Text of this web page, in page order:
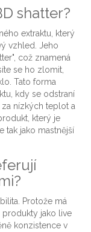
shatter?
extraktu, který
vzhled
Jeho
což znamená
se ho zlomit,
Tato forma
kdy se odstraní
nízkých teplot a
který je
tak jako mastnější
Protože má
produkty jako live
konzistence v